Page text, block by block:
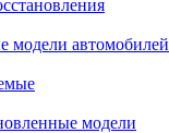
модели автомобилей
модели